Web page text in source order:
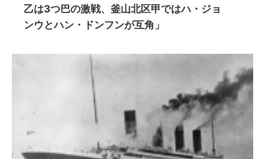
乙は3つ巴の激戦、釜山北区甲ではハ・ジョ
ンウとハン・ドンフンが互角」